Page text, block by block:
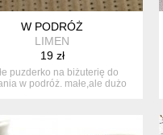
W PODRÓŻ
LIMEN
19 zł
puzderko na biżuterię do
w podróż. małe,ale dużo